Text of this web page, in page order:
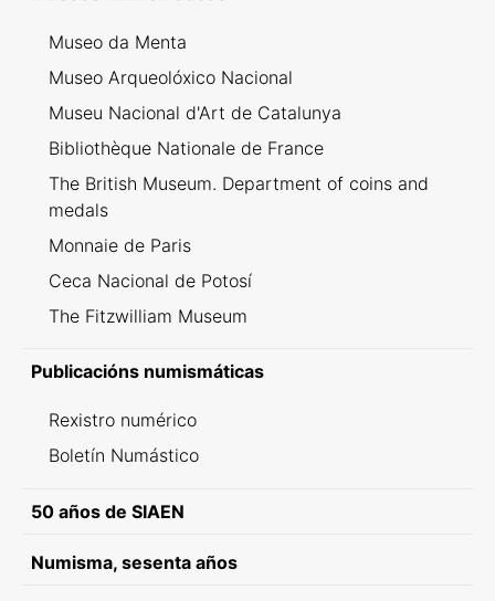
Museo da Menta
Museo Arqueolóxico Nacional
Museu Nacional d'Art de Catalunya
Bibliothèque Nationale de France
The British Museum. Department of coins and
medals
Monnaie de Paris
Ceca Nacional de Potosí
The Fitzwilliam Museum
Publicacións numismáticas
Rexistro numérico
Boletín Numástico
50 años de SIAEN
Numisma, sesenta años